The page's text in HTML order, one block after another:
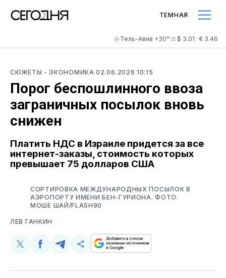
Тель-Авив +30° $ 3.01 · € 3.46
ТЕМНАЯ
СЮЖЕТЫ - ЭКОНОМИКА02.06.2026 10:15
Порог беспошлинного ввоза
заграничных посылок вновь
снижен
Платить НДС в Израиле придется за все
интернет-заказы, стоимость которых
превышает 75 долларов США
СОРТИРОВКА МЕЖДУНАРОДНЫХ ПОСЫЛОК В
АЭРОПОРТУ ИМЕНИ БЕН-ГУРИОНА. ФОТО:
МОШЕ ШАЙ/FLASH90
ЛЕВ ГАНКИН
Поделиться
Twitter
Поделиться
Facebook
Поделиться
Telegram
Скопируйте
поделитесь